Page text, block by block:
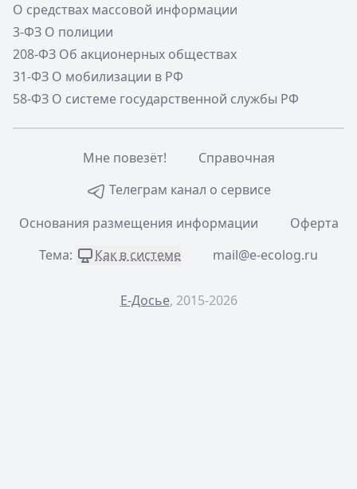
О средствах массовой информации
3-ФЗ О полиции
208-ФЗ Об акционерных обществах
31-ФЗ О мобилизации в РФ
58-ФЗ О системе государственной службы РФ
Мне повезёт!
Справочная
Телеграм канал о сервисе
Основания размещения информации
Оферта
Тема:
Как в системе mail@e-ecolog.ru
Е-Досье, 2015-2026